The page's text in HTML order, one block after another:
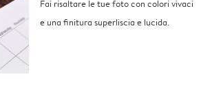
Fai risaltare le tue foto con colori vivaci
e una finitura superliscia e lucida.